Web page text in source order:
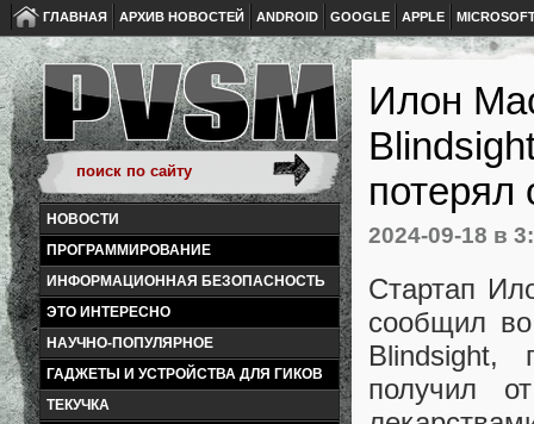
ГЛАВНАЯ АРХИВ НОВОСТЕЙ ANDROID GOOGLE APPLE
НОВОСТИ
ПРОГРАММИРОВАНИЕ
ИНФОРМАЦИОННАЯ БЕЗОПАСНОСТЬ
ЭТО ИНТЕРЕСНО
НАУЧНО-ПОПУЛЯРНОЕ
ГАДЖЕТЫ И УСТРОЙСТВА ДЛЯ ГИКОВ
ТЕКУЧКА
Илон
потерял
2024-09-18 в
Стартап
сообщил во
Blindsight,
получил